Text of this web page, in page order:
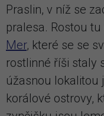
Praslin, v níž se
pralesa. Rostou
Mer, které se se
rostlinné říši staly
úžasnou lokalitou
korálové ostrovy,